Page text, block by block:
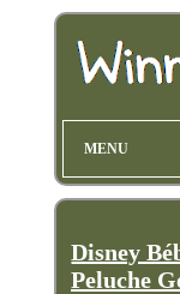
MENU
Disney
Peluche